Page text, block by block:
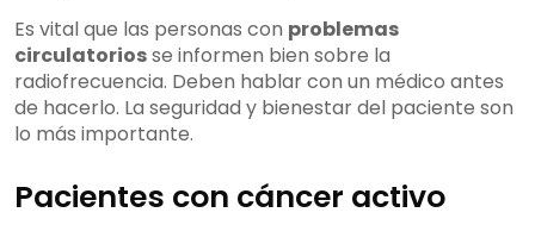
Es vital que las personas con problemas
circulatoriosse informen bien sobre la
radiofrecuencia. Deben hablar con un médico antes
de hacerlo. La seguridad y bienestar del paciente son
lo más importante.
Pacientes con cáncer activo